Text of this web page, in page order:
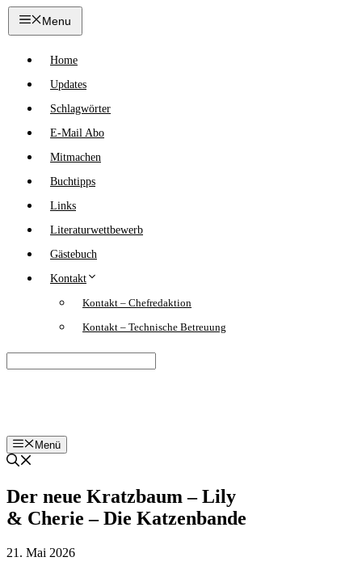
Zum
Inhalt
Menu
Home
Updates
Schlagwörter
E-Mail Abo
Mitmachen
Buchtipps
Links
Literaturwettbewerb
Gästebuch
Kontakt
Kontakt – Chefredaktion
Kontakt – Technische Betreuung
Menü
Der neue Kratzbaum – Lily
& Cherie – Die Katzenbande
21. Mai 2026